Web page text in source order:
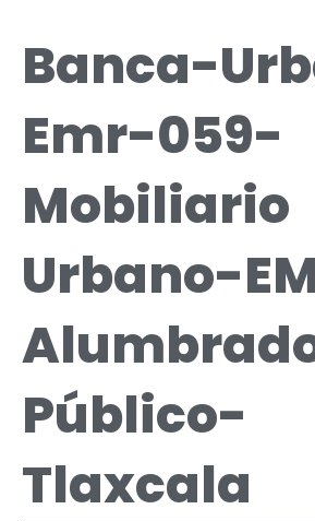
Banca-
Emr-059-
Mobiliario
Urbano-
Público-
Tlaxcala